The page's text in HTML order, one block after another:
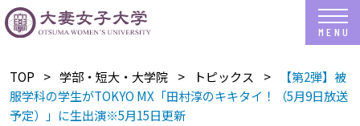
TOP 学部・短大・大学院 トピックス
【第2弾】被
服学科の学生がTOKYO MX「田村淳のキキタイ！（5月9日放送
予定）」に生出演※5月15日更新